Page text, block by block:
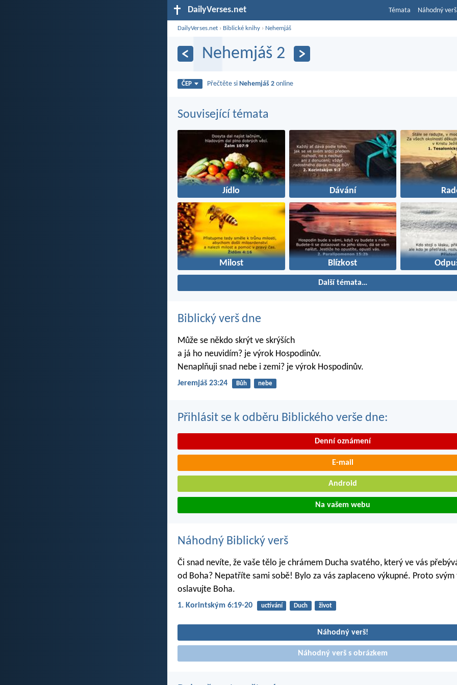
DailyVerses.net Témata Náhodný verš
DailyVerses.net › Biblické knihy › Nehemjáš
Nehemjáš 2
ČEP Přečtěte si Nehemjáš 2 online
Související témata
Jídlo Dávání
Milost Blízkost
Další témata…
Biblický verš dne
Může se někdo skrýt ve skrýších
a já ho neuvidím? je výrok Hospodinův.
Nenaplňuji snad nebe i zemi? je výrok Hospodinův.
Jeremjáš 23:24 Bůh nebe
Přihlásit se k odběru Biblického verše dne:
Denní oznámení
E-mail
Android
Na vašem webu
Náhodný Biblický verš
Či snad nevíte, že vaše tělo je chrámem Ducha svatého, který ve vás
od Boha? Nepatříte sami sobě! Bylo za vás zaplaceno výkupné. Proto
oslavujte Boha.
1. Korintským 6:19-20 uctívání Duch život
Náhodný verš!
Náhodný verš s obrázkem